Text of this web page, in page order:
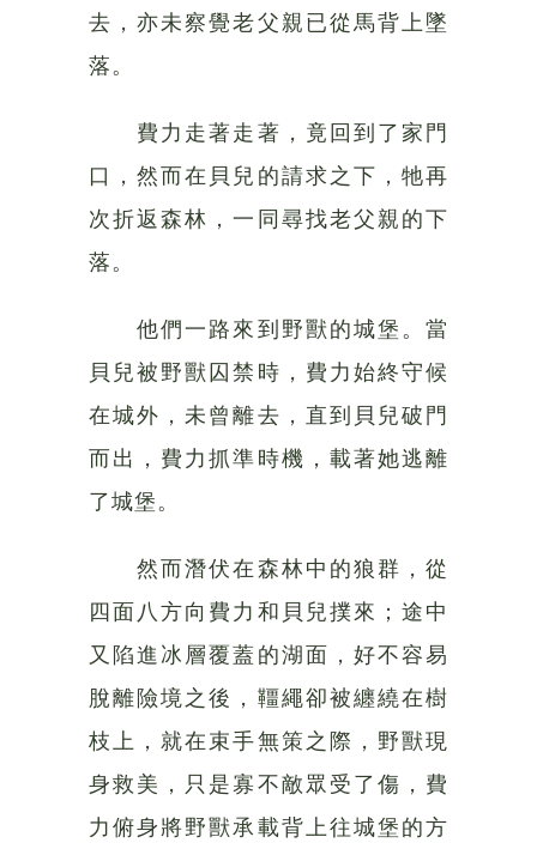
去，亦未察覺老父親已從馬背上墜
落。
費力走著走著，竟回到了家門
口，然而在貝兒的請求之下，牠再
次折返森林，一同尋找老父親的下
落。
他們一路來到野獸的城堡。當
貝兒被野獸囚禁時，費力始終守候
在城外，未曾離去，直到貝兒破門
而出，費力抓準時機，載著她逃離
了城堡。
然而潛伏在森林中的狼群，從
四面八方向費力和貝兒撲來；途中
又陷進冰層覆蓋的湖面，好不容易
脫離險境之後，韁繩卻被纏繞在樹
枝上，就在束手無策之際，野獸現
身救美，只是寡不敵眾受了傷，費
力俯身將野獸承載背上往城堡的方